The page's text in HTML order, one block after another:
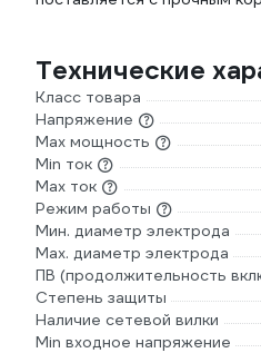
Технические
Класс товара
Напряжение
Max мощность
Min ток
Max ток
Режим работы
Мин. диаметр электрода
Мах. диаметр электрода
ПВ (продолжительность
Степень защиты
Наличие сетевой вилки
Min входное напряжение